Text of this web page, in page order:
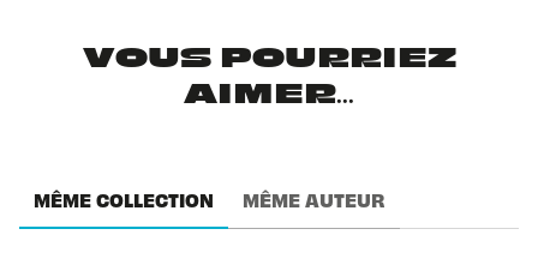
VOUS POURRIEZ
AIMER...
MÊME COLLECTION MÊME AUTEUR